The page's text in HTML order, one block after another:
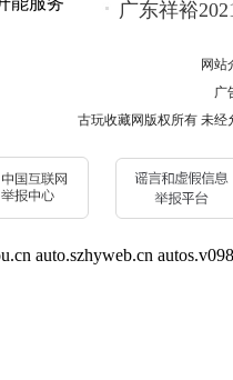
广东祥裕
网站
广
古玩收藏网版权所有 未经
auto.szhyweb.cn